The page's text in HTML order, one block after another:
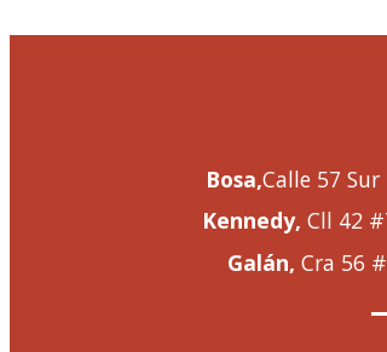
Bosa,Calle 57
Kennedy, Cll 42
Galán, Cra 56